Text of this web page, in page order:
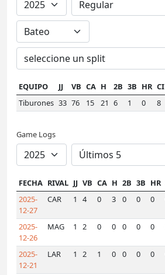
EQUIPO JJ VB CA H 2B 3B HR CI
Tiburones 33 76 15 21 6 1 0 8
Game Logs
FECHA RIVAL JJ VB CA H 2B 3B HR
2025-
12-27
CAR 1 4 0 3 0 0 0
2025-
12-26
MAG 1 2 0 0 0 0 0
2025-
12-21
LAR 1 2 1 0 0 0 0